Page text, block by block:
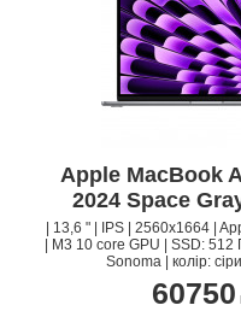
Apple MacBook
2024 Space
| 13,6 " | IPS | 2560x1664 |
| M3 10 core GPU | SSD: 512
Sonoma | колір:
60750